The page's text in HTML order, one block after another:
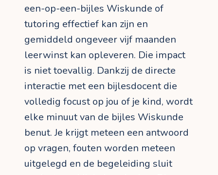
een-op-een-bijles Wiskunde of
tutoring effectief kan zijn en
gemiddeld ongeveer vijf maanden
leerwinst kan opleveren. Die impact
is niet toevallig. Dankzij de directe
interactie met een bijlesdocent die
volledig focust op jou of je kind, wordt
elke minuut van de bijles Wiskunde
benut. Je krijgt meteen een antwoord
op vragen, fouten worden meteen
uitgelegd en de begeleiding sluit